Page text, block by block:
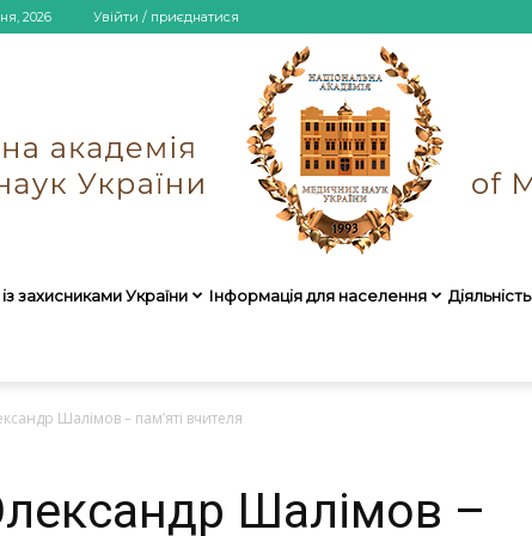
2026 Увійти / приєднатися
України
захисниками України Інформація для населення Діяльність
Шалімов – пам’яті вчителя
Шалімов –